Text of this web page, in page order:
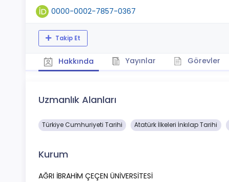
0000-0002-7857-0367
Takip Et
Hakkında Yayınlar Görevler
Uzmanlık Alanları
Türkiye Cumhuriyeti Tarihi Atatürk İlkeleri İnkılap Tarihi
Kurum
AĞRI İBRAHİM ÇEÇEN ÜNİVERSİTESİ